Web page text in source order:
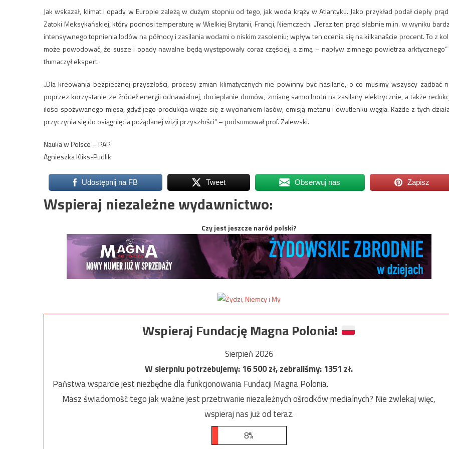
Jak wskazał, klimat i opady w Europie zależą w dużym stopniu od tego, jak woda krąży w Atlantyku. Jako przykład podał ciepły
Zatoki Meksykańskiej, który podnosi temperaturę w Wielkiej Brytanii, Francji, Niemczech. „Teraz ten prąd słabnie m.in. w wyniku
intensywnego topnienia lodów na północy i zasilania wodami o niskim zasoleniu; wpływ ten ocenia się na kilkanaście procent. To z
może powodować, że susze i opady nawalne będą występowały coraz częściej, a zimą – napływ zimnego powietrza
tłumaczył ekspert.
„Dla kreowania bezpiecznej przyszłości, procesy zmian klimatycznych nie powinny być nasilane, o co musimy wszyscy zadbać
poprzez korzystanie ze źródeł energii odnawialnej, docieplanie domów, zmianę samochodu na zasilany elektrycznie, a także
ilości spożywanego mięsa, gdyż jego produkcja wiąże się z wycinaniem lasów, emisją metanu i dwutlenku węgla. Każde z tych
przyczynia się do osiągnięcia pożądanej wizji przyszłości” – podsumował prof. Zalewski.
Nauka w Polsce – PAP
Agnieszka Kliks-Pudlik
Udostępnij na FB Tweet Obserwuj nas Zapisz
Wspieraj niezależne wydawnictwo:
Czy jest jeszcze naród polski?
Wspieraj Fundację Magna Polonia!
Sierpień 2026
W sierpniu potrzebujemy:16 500zł, zebraliśmy:1351 zł.
Państwa wsparcie jest niezbędne dla funkcjonowania Fundacji Magna Polonia.
Masz świadomość tego jak ważne jest przetrwanie niezależnych ośrodków medialnych? Nie zwlekaj więc,
wspieraj nas już od teraz.
8%